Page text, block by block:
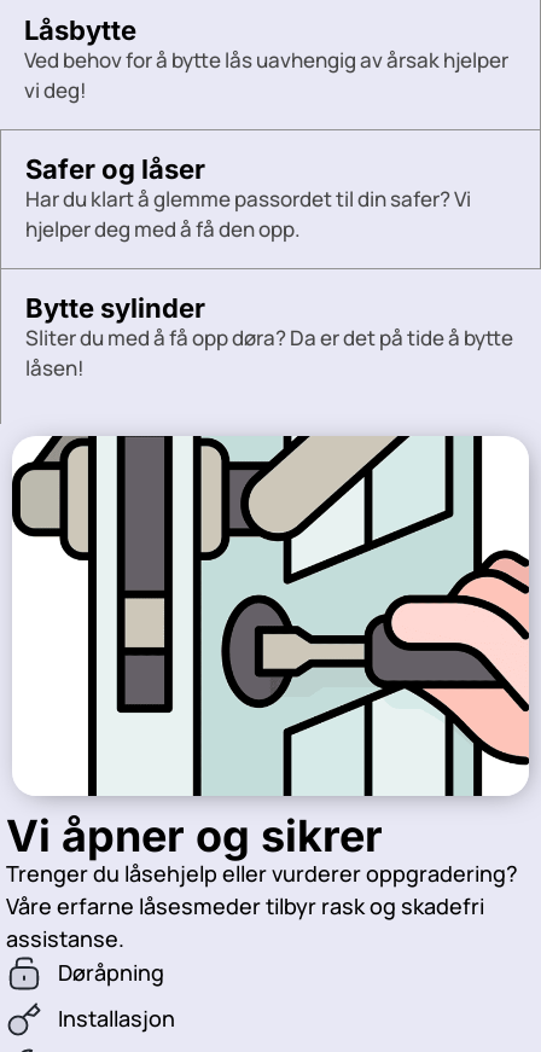
Låsbytte
Ved behov for å bytte lås uavhengig av årsak hjelper
vi deg!
Safer og låser
Har du klart å glemme passordet til din safer? Vi
hjelper deg med å få den opp.
Bytte sylinder
Sliter du med å få opp døra? Da er det på tide å bytte
låsen!
Vi åpner og sikrer
Trenger du låsehjelp eller vurderer oppgradering?
Våre erfarne låsesmeder tilbyr rask og skadefri
assistanse.
Døråpning
Installasjon